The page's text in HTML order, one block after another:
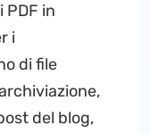
PDF in
i
di file
del blog,